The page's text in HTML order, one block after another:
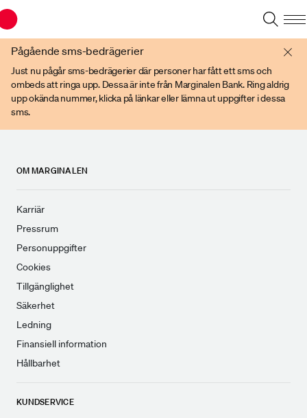
Pågående sms-bedrägerier
Just nu pågår sms-bedrägerier där personer har fått ett sms och
ombeds att ringa upp. Dessa är inte från Marginalen Bank. Ring aldrig
upp okända nummer, klicka på länkar eller lämna ut uppgifter i dessa
sms.
OM MARGINALEN
Karriär
Pressrum
Personuppgifter
Cookies
Tillgänglighet
Säkerhet
Ledning
Finansiell information
Hållbarhet
KUNDSERVICE
Du har en gammal webbläsare. Vänligen använd senare versioner av t ex